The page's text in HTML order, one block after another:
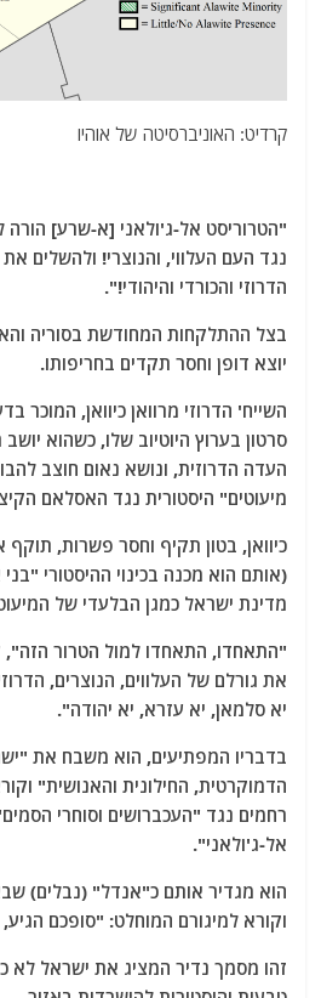
קרדיט: האוניברסיטה של אוהיו
"הטרוריסט אל-ג'ולאני [א-שרע]
נגד העם העלווי, והנוצרי! ולהשלים
הדרוזי והכורדי והיהודי!".
בצל ההתלקחות המחודשת בסוריה
יוצא דופן וחסר תקדים בחריפותו.
השייח' הדרוזי מרוואן כיוואן, המוכר
סרטון בערוץ היוטיוב שלו, כשהוא
העדה הדרוזית, ונושא נאום חוצב
מיעוטים" היסטורית נגד האסלאם
כיוואן, בטון תקיף וחסר פשרות,
(אותם הוא מכנה בכינוי ההיסטורי
מדינת ישראל כמגן הבלעדי של
"התאחדו, התאחדו למול הטרור הזה",
את גורלם של העלווים, הנוצרים,
יא סלמאן, יא עזרא, יא יהודה".
בדבריו המפתיעים, הוא משבח את
הדמוקרטית, החילונית והאנושית"
רחמים נגד "העכברושים וסוחרי
אל-ג'ולאני".
הוא מגדיר אותם כ"אנדל" (נבלים)
וקורא למיגורם המוחלט: "סופכם
זהו מסמך נדיר המציג את ישראל לא